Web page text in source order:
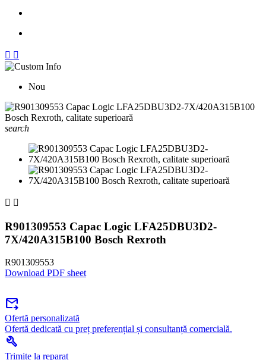
 
Nou
search
 
R901309553 Capac Logic LFA25DBU3D2-
7X/420A315B100 Bosch Rexroth
R901309553
Download PDF sheet
forward_to_inbox
Ofertă personalizată
Ofertă dedicată cu preț preferențial și consultanță comercială.
build
Trimite la reparat